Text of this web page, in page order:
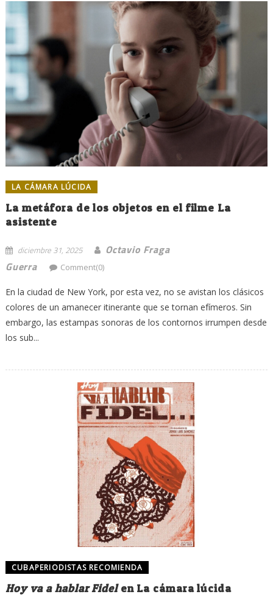
LA CÁMARA LÚCIDA
La metáfora de los objetos en el filme La
asistente
diciembre 31, 2025
Octavio Fraga
Guerra
Comment(0)
En la ciudad de New York, por esta vez, no se avistan los clásicos
colores de un amanecer itinerante que se tornan efímeros. Sin
embargo, las estampas sonoras de los contornos irrumpen desde
los sub...
CUBAPERIODISTAS RECOMIENDA
Hoy va a hablar Fidelen La cámara lúcida